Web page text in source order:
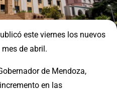
este viernes los nuevos
de abril.
de Mendoza,
en las